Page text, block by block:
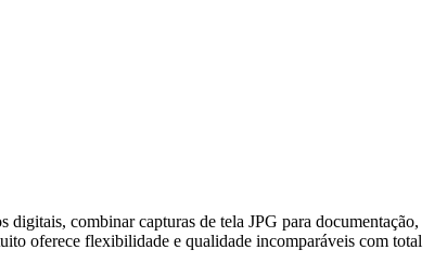
combinar capturas de tela JPG para documentação,
oferece flexibilidade e qualidade incomparáveis com total